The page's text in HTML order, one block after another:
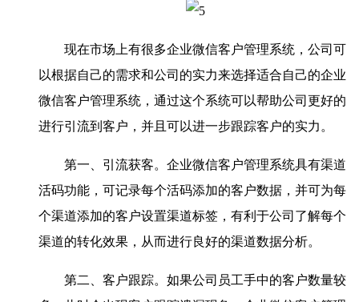
现在市场上有很多企业微信客户管理系统，公司可
以根据自己的需求和公司的实力来选择适合自己的企业
微信客户管理系统，通过这个系统可以帮助公司更好的
进行引流到客户，并且可以进一步跟踪客户的实力。
第一、引流获客。企业微信客户管理系统具有渠道
活码功能，可记录每个活码添加的客户数据，并可为每
个渠道添加的客户设置渠道标签，有利于公司了解每个
渠道的转化效果，从而进行良好的渠道数据分析。
第二、客户跟踪。如果公司员工手中的客户数量较